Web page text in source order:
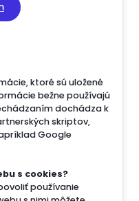
ktoré sú uložené
bežne používajú
dochádza k
skriptov,
Google
s cookies?
používanie